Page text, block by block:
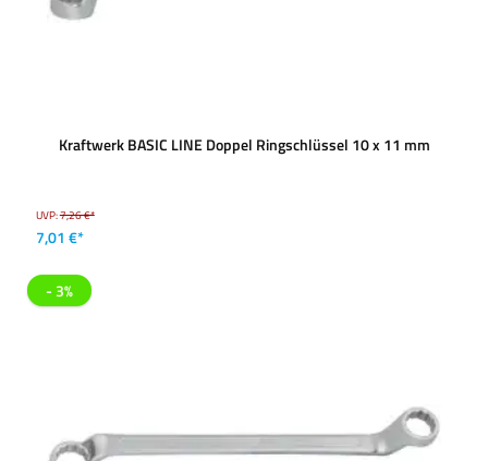
Kraftwerk BASIC LINE Doppel Ringschlüssel 10 x 11 mm
UVP:7,26 €*
7,01 €*
- 3%